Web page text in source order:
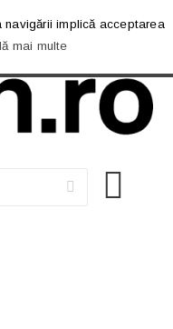
implică acceptarea
mai multe